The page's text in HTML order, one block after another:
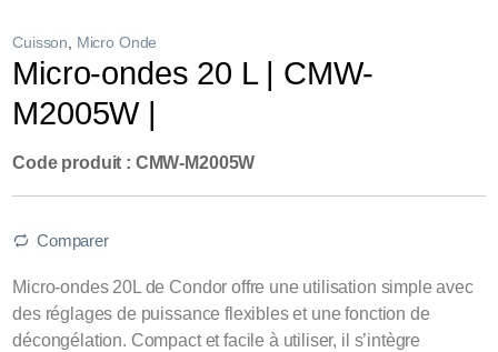
Cuisson Micro Onde
Micro-ondes 20 L | CMW-
M2005W |
Code produit : CMW-M2005W
Comparer
Micro-ondes 20L de Condor offre une utilisation simple avec
des réglages de puissance flexibles et une fonction de
décongélation. Compact et facile à utiliser, il s’intègre